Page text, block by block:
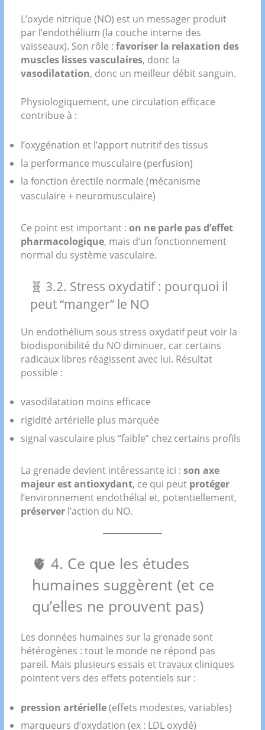
L’oxyde nitrique (NO) est un messager produit
par l’endothélium (la couche interne des
vaisseaux). Son rôle :favoriser la relaxation des
muscles lisses vasculaires, donc la
vasodilatation, donc un meilleur débit sanguin.
Physiologiquement, une circulation efficace
contribue à :
l’oxygénation et l’apport nutritif des tissus
la performance musculaire (perfusion)
la fonction érectile normale (mécanisme
vasculaire + neuromusculaire)
Ce point est important :on ne parle pas d’effet
pharmacologique, mais d’un fonctionnement
normal du système vasculaire.
🧬 3.2. Stress oxydatif : pourquoi il
peut “manger” le NO
Un endothélium sous stress oxydatif peut voir la
biodisponibilité du NO diminuer, car certains
radicaux libres réagissent avec lui. Résultat
possible :
vasodilatation moins efficace
rigidité artérielle plus marquée
signal vasculaire plus “faible” chez certains profils
La grenade devient intéressante ici :son axe
majeur est antioxydant, ce qui peut protéger
l’environnement endothélial et, potentiellement,
préserver l’action du NO.
🫀 4. Ce que les études
humaines suggèrent (et ce
qu’elles ne prouvent pas)
Les données humaines sur la grenade sont
hétérogènes : tout le monde ne répond pas
pareil. Mais plusieurs essais et travaux cliniques
pointent vers des effets potentiels sur :
pression artérielle(effets modestes, variables)
marqueurs d’oxydation (ex : LDL oxydé)